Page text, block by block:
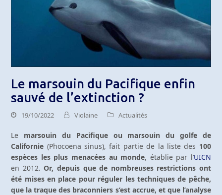
Le marsouin du Pacifique enfin
sauvé de l’extinction ?
19/10/2022 Violaine Actualités
Le marsouin du Pacifique ou marsouin du golfe de
Californie (Phocoena sinus), fait partie de la liste des 100
espèces les plus menacées au monde, établie par l’UICN
en 2012.Or, depuis que de nombreuses restrictions ont
été mises en place pour réguler les techniques de pêche,
que la traque des braconniers s’est accrue, et que l’analyse